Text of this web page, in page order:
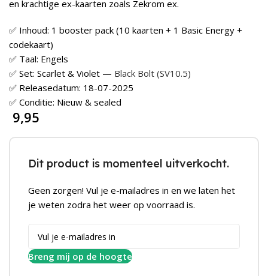
en krachtige ex-kaarten zoals Zekrom ex.
✅ Inhoud: 1 booster pack (10 kaarten + 1 Basic Energy +
codekaart)
✅ Taal: Engels
✅ Set: Scarlet & Violet — Black Bolt (SV10.5)
✅ Releasedatum: 18-07-2025
✅ Conditie: Nieuw & sealed
9,95
Dit product is momenteel uitverkocht.
Geen zorgen! Vul je e-mailadres in en we laten het
je weten zodra het weer op voorraad is.
Breng mij op de hoogte